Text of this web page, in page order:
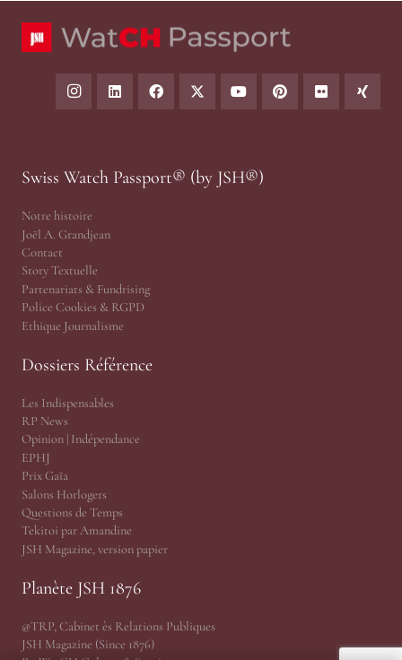
Swiss Watch Passport® (by JSH®)
Notre histoire
Joël A. Grandjean
Contact
Story Textuelle
Partenariats & Fundrising
Police Cookies & RGPD
Ethique Journalisme
Dossiers Référence
Les Indispensables
RP News
Opinion | Indépendance
EPHJ
Prix Gaïa
Salons Horlogers
Questions de Temps
Tekitoi par Amandine
JSH Magazine, version papier
Planète JSH 1876
@TRP, Cabinet ès Relations Publiques
JSH Magazine (Since 1876)